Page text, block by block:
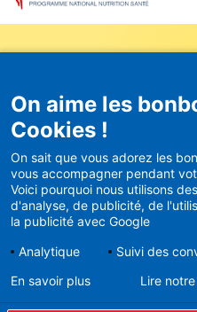
Newsletter
HARIBO
Recevez en avant-première
bons plans et actualités
En vous inscrivant à la newsletter,
On aime les
Cookies !
On sait que vous adorez les
vous accompagner pendant
Voici pourquoi nous utilisons
d'analyse, de publicité, de
la publicité avec Google
Analytique
Suivi des
En savoir plus
Lire